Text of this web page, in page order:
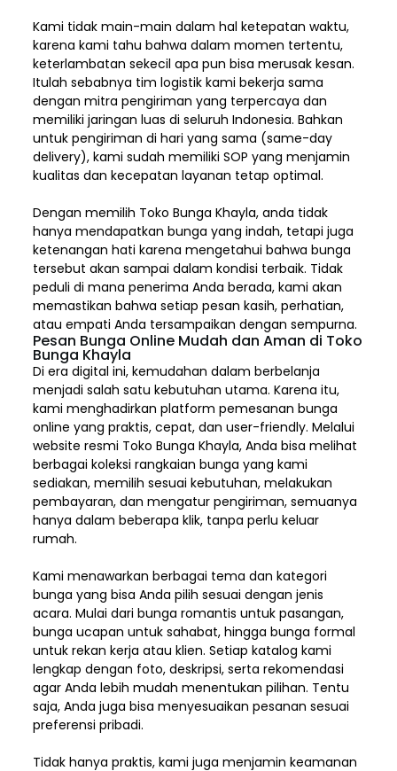
Kami tidak main-main dalam hal ketepatan waktu,
karena kami tahu bahwa dalam momen tertentu,
keterlambatan sekecil apa pun bisa merusak kesan.
Itulah sebabnya tim logistik kami bekerja sama
dengan mitra pengiriman yang terpercaya dan
memiliki jaringan luas di seluruh Indonesia. Bahkan
untuk pengiriman di hari yang sama (same-day
delivery), kami sudah memiliki SOP yang menjamin
kualitas dan kecepatan layanan tetap optimal.
Dengan memilih Toko Bunga Khayla, anda tidak
hanya mendapatkan bunga yang indah, tetapi juga
ketenangan hati karena mengetahui bahwa bunga
tersebut akan sampai dalam kondisi terbaik. Tidak
peduli di mana penerima Anda berada, kami akan
memastikan bahwa setiap pesan kasih, perhatian,
atau empati Anda tersampaikan dengan sempurna.
Pesan Bunga Online Mudah dan Aman di Toko
Bunga Khayla
Di era digital ini, kemudahan dalam berbelanja
menjadi salah satu kebutuhan utama. Karena itu,
kami menghadirkan platform pemesanan bunga
online yang praktis, cepat, dan user-friendly. Melalui
website resmi Toko Bunga Khayla, Anda bisa melihat
berbagai koleksi rangkaian bunga yang kami
sediakan, memilih sesuai kebutuhan, melakukan
pembayaran, dan mengatur pengiriman,semuanya
hanya dalam beberapa klik, tanpa perlu keluar
rumah.
Kami menawarkan berbagai tema dan kategori
bunga yang bisa Anda pilih sesuai dengan jenis
acara. Mulai dari bunga romantis untuk pasangan,
bunga ucapan untuk sahabat, hingga bunga formal
untuk rekan kerja atau klien. Setiap katalog kami
lengkap dengan foto, deskripsi, serta rekomendasi
agar Anda lebih mudah menentukan pilihan. Tentu
saja, Anda juga bisa menyesuaikan pesanan sesuai
preferensi pribadi.
Tidak hanya praktis, kami juga menjamin keamanan